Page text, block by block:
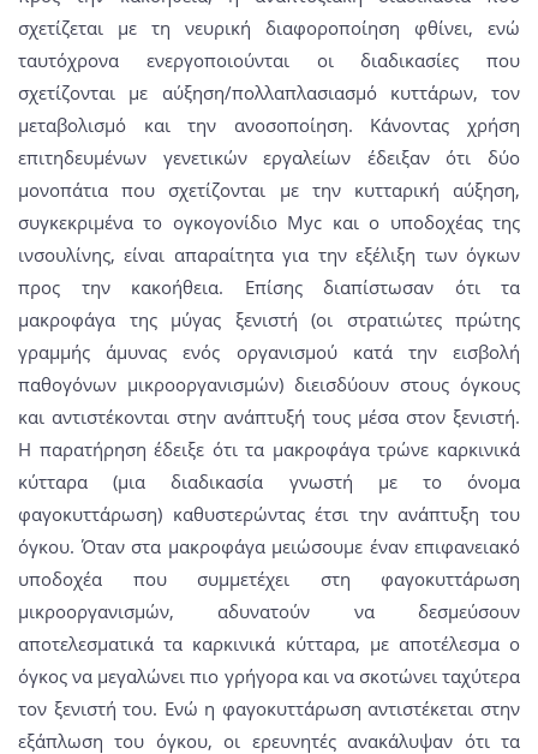
σχετίζεται με τη νευρική διαφοροποίηση φθίνει, ενώ
ταυτόχρονα ενεργοποιούνται οι διαδικασίες που
σχετίζονται με αύξηση/πολλαπλασιασμό κυττάρων, τον
μεταβολισμό και την ανοσοποίηση. Κάνοντας χρήση
επιτηδευμένων γενετικών εργαλείων έδειξαν ότι δύο
μονοπάτια που σχετίζονται με την κυτταρική αύξηση,
συγκεκριμένα το ογκογονίδιο Myc και ο υποδοχέας της
ινσουλίνης, είναι απαραίτητα για την εξέλιξη των όγκων
προς την κακοήθεια. Επίσης διαπίστωσαν ότι τα
μακροφάγα της μύγας ξενιστή (οι στρατιώτες πρώτης
γραμμής άμυνας ενός οργανισμού κατά την εισβολή
παθογόνων μικροοργανισμών) διεισδύουν στους όγκους
και αντιστέκονται στην ανάπτυξή τους μέσα στον ξενιστή.
Η παρατήρηση έδειξε ότι τα μακροφάγα τρώνε καρκινικά
κύτταρα (μια διαδικασία γνωστή με το όνομα
φαγοκυττάρωση) καθυστερώντας έτσι την ανάπτυξη του
όγκου. Όταν στα μακροφάγα μειώσουμε έναν επιφανειακό
υποδοχέα που συμμετέχει στη φαγοκυττάρωση
μικροοργανισμών, αδυνατούν να δεσμεύσουν
αποτελεσματικά τα καρκινικά κύτταρα, με αποτέλεσμα ο
όγκος να μεγαλώνει πιο γρήγορα και να σκοτώνει ταχύτερα
τον ξενιστή του. Ενώ η φαγοκυττάρωση αντιστέκεται στην
εξάπλωση του όγκου, οι ερευνητές ανακάλυψαν ότι τα